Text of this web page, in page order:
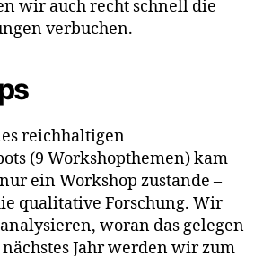
wir auch recht schnell die
verbuchen.
reichhaltigen
(9 Workshopthemen) kam
ein Workshop zustande –
qualitative Forschung. Wir
woran das gelegen
Jahr werden wir zum